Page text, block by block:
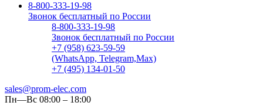
8-800-333-19-98
Звонок бесплатный по России
8-800-333-19-98
Звонок бесплатный по России
+7 (958) 623-59-59
(WhatsApp, Telegram,Max)
+7 (495) 134-01-50
sales@prom-elec.com
Пн—Вс 08:00 – 18:00